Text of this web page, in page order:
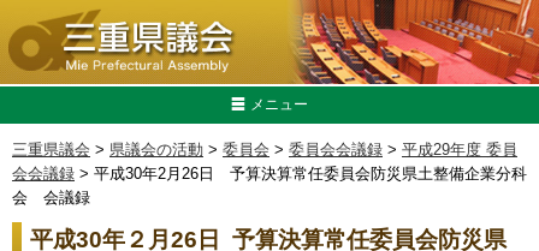
メニュー
三重県議会 > 県議会の活動 > 委員会 > 委員会会議録 > 平成29年度 委員
会会議録 > 平成30年2月26日 予算決算常任委員会防災県土整備企業分科
会 会議録
平成30年２月26日 予算決算常任委員会防災県